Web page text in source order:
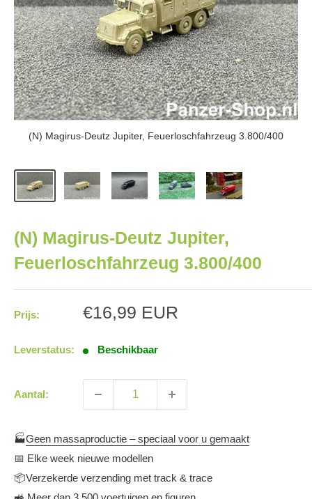
(N) Magirus-Deutz Jupiter, Feuerloschfahrzeug 3.800/400
(N) Magirus-Deutz Jupiter,
Feuerloschfahrzeug 3.800/400
Prijs: Aanbiedingsprijs
€16,99 EUR
Leverstatus: Beschikbaar
Aantal:
🏭Geen massaproductie – speciaal voor u gemaakt
📅 Elke week nieuwe modellen
📦Verzekerde verzending met track & trace